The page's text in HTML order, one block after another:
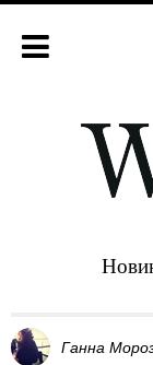
Ганна